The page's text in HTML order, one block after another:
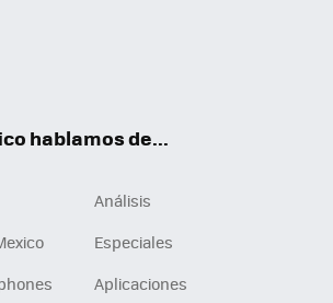
hablamos de...
Análisis
Especiales
Aplicaciones